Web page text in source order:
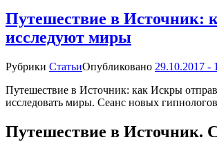
Путешествие в Источник:
исследуют миры
Рубрики СтатьиОпубликовано 29.10.2017 -
Путешествие в Источник: как Искры
исследовать миры. Сеанс новых
Путешествие в Источник.